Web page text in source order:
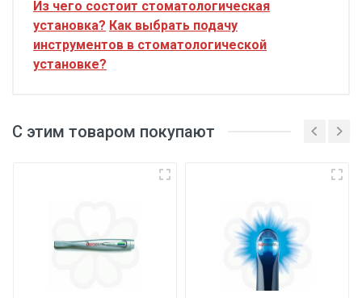
Из чего состоит стоматологическая
установка? Как выбрать подачу
инструментов в стоматологической
установке?
Адаптируемый для работы с правой, либо с левой
Рассчитан на 5 инструментов
Модуль для подключения турбинного наконечника с
С этим товаром покупают